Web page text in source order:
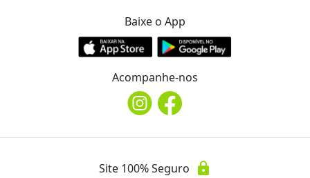
Baixe o App
Acompanhe-nos
Site 100% Seguro lock